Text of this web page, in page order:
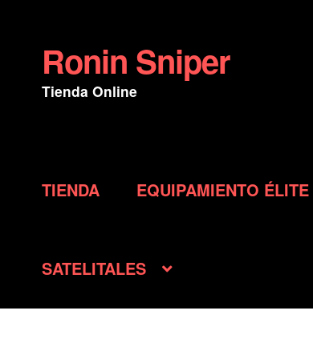
Ir
a
la
Ir
al
contenido
Ronin Sniper
Tienda Online
TIENDA EQUIPAMIENTO ÉLITE
SATELITALES